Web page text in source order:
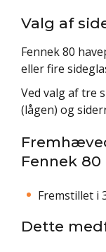
Valg af
Fennek 80
eller fire
Ved valg af tre
(lågen) og
Fennek 80
Fremstillet i
Dette